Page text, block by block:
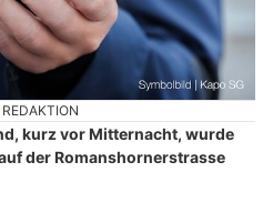
kurz vor Mitternacht, wurde
der Romanshornerstrasse